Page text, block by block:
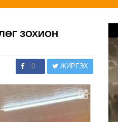
ЗОХИОН
0 ЖИРГЭХ